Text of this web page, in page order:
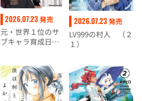
2026.07.23 発売
元・世界１位のサ
ブキャラ育成日
中！～ （１４）
2026.07.23 発売
LV999の村人 （２
１）